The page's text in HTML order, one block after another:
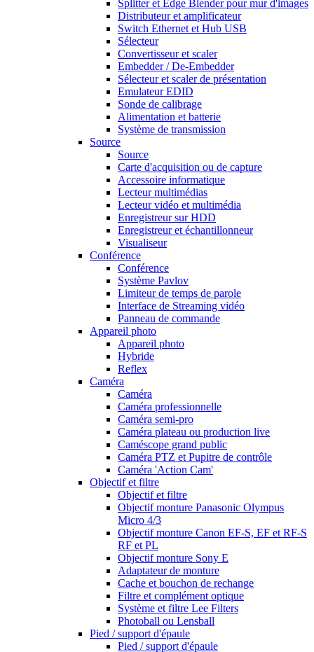
Splitter et Edge Blender pour mur d'images
Distributeur et amplificateur
Switch Ethernet et Hub USB
Sélecteur
Convertisseur et scaler
Embedder / De-Embedder
Sélecteur et scaler de présentation
Emulateur EDID
Sonde de calibrage
Alimentation et batterie
Système de transmission
Source
Source
Carte d'acquisition ou de capture
Accessoire informatique
Lecteur multimédias
Lecteur vidéo et multimédia
Enregistreur sur HDD
Enregistreur et échantillonneur
Visualiseur
Conférence
Conférence
Système Pavlov
Limiteur de temps de parole
Interface de Streaming vidéo
Panneau de commande
Appareil photo
Appareil photo
Hybride
Reflex
Caméra
Caméra
Caméra professionnelle
Caméra semi-pro
Caméra plateau ou production live
Caméscope grand public
Caméra PTZ et Pupitre de contrôle
Caméra 'Action Cam'
Objectif et filtre
Objectif et filtre
Objectif monture Panasonic Olympus
Micro 4/3
Objectif monture Canon EF-S, EF et RF-S
RF et PL
Objectif monture Sony E
Adaptateur de monture
Cache et bouchon de rechange
Filtre et complément optique
Système et filtre Lee Filters
Photoball ou Lensball
Pied / support d'épaule
Pied / support d'épaule